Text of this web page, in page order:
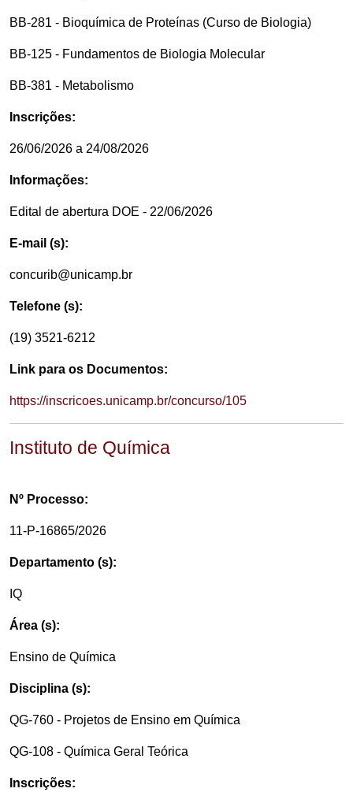
BB-281 - Bioquímica de Proteínas (Curso de Biologia)
BB-125 - Fundamentos de Biologia Molecular
BB-381 - Metabolismo
Inscrições:
26/06/2026 a 24/08/2026
Informações:
Edital de abertura DOE - 22/06/2026
E-mail (s):
concurib@unicamp.br
Telefone (s):
(19) 3521-6212
Link para os Documentos:
https://inscricoes.unicamp.br/concurso/105
Instituto de Química
Nº Processo:
11-P-16865/2026
Departamento (s):
IQ
Área (s):
Ensino de Química
Disciplina (s):
QG-760 - Projetos de Ensino em Química
QG-108 - Química Geral Teórica
Inscrições: